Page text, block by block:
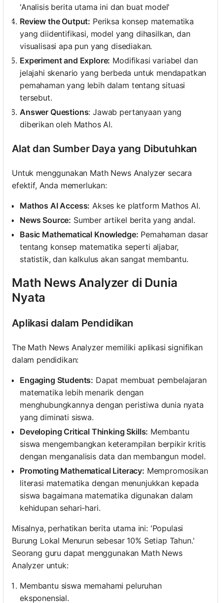
'Analisis berita utama ini dan buat model'
Review the Output: Periksa konsep matematika
yang diidentifikasi, model yang dihasilkan, dan
visualisasi apa pun yang disediakan.
Experiment and Explore: Modifikasi variabel dan
jelajahi skenario yang berbeda untuk mendapatkan
pemahaman yang lebih dalam tentang situasi
tersebut.
Answer Questions: Jawab pertanyaan yang
diberikan oleh Mathos AI.
Alat dan Sumber Daya yang Dibutuhkan
Untuk menggunakan Math News Analyzer secara
efektif, Anda memerlukan:
Mathos AI Access: Akses ke platform Mathos AI.
News Source: Sumber artikel berita yang andal.
Basic Mathematical Knowledge: Pemahaman dasar
tentang konsep matematika seperti aljabar,
statistik, dan kalkulus akan sangat membantu.
Math News Analyzer di Dunia
Nyata
Aplikasi dalam Pendidikan
The Math News Analyzer memiliki aplikasi signifikan
dalam pendidikan:
Engaging Students: Dapat membuat pembelajaran
matematika lebih menarik dengan
menghubungkannya dengan peristiwa dunia nyata
yang diminati siswa.
Developing Critical Thinking Skills: Membantu
siswa mengembangkan keterampilan berpikir kritis
dengan menganalisis data dan membangun model.
Promoting Mathematical Literacy: Mempromosikan
literasi matematika dengan menunjukkan kepada
siswa bagaimana matematika digunakan dalam
kehidupan sehari-hari.
Misalnya, perhatikan berita utama ini: 'Populasi
Burung Lokal Menurun sebesar 10% Setiap Tahun.'
Seorang guru dapat menggunakan Math News
Analyzer untuk:
Membantu siswa memahami peluruhan
eksponensial.